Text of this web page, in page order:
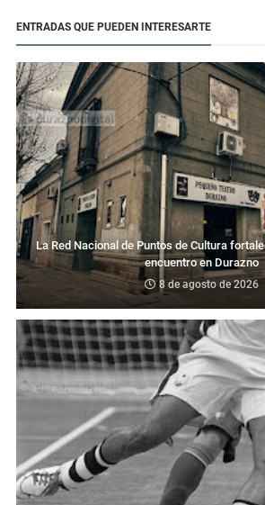
ENTRADAS QUE PUEDEN INTERESARTE
La Red Nacional de Puntos de Cultura
encuentro en Durazno
8 de agosto de 2026